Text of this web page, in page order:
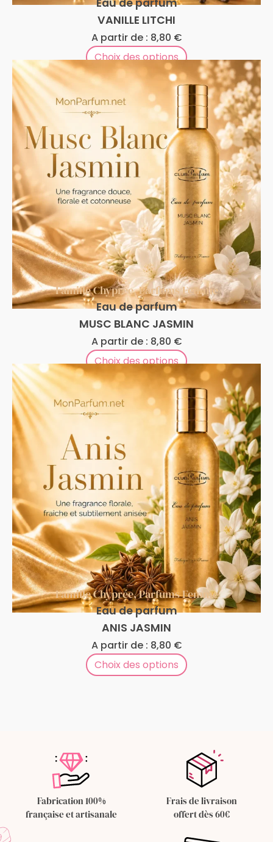
Eau de parfum
VANILLE LITCHI
A partir de : 8,80 €
Choix des options
Famille Chyprée,Parfums Femme
Eau de parfum
MUSC BLANC JASMIN
A partir de : 8,80 €
Choix des options
Famille Chyprée,Parfums Femme
Eau de parfum
ANIS JASMIN
A partir de : 8,80 €
Choix des options
Fabrication 100%
française et artisanale
Frais de livraison
offert dès 60€